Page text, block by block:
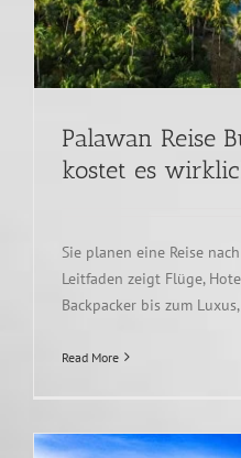
Palawan Reise
kostet es
Sie planen eine Reise
Leitfaden zeigt Flüge,
Backpacker bis zum
Read More